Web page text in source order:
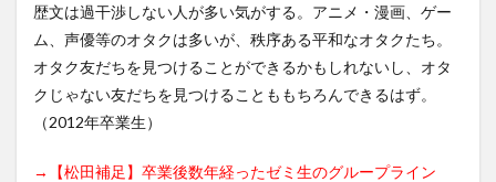
歴文は過干渉しない人が多い気がする。アニメ・漫画、ゲー
ム、声優等のオタクは多いが、秩序ある平和なオタクたち。
オタク友だちを見つけることができるかもしれないし、オタ
クじゃない友だちを見つけることももちろんできるはず。
（2012年卒業生）
→【松田補足】卒業後数年経ったゼミ生のグループライン